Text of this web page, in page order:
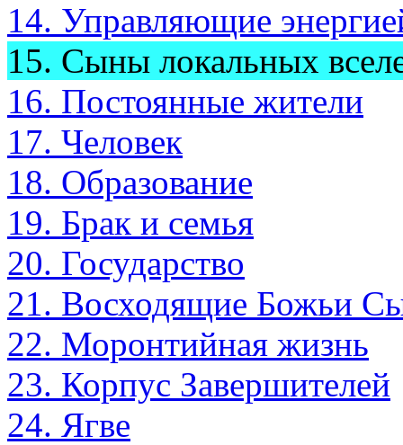
14. Управляющие
15. Сыны локальных
16. Постоянные жители
17. Человек
18. Образование
19. Брак и семья
20. Государство
21. Восходящие Божьи
22. Моронтийная жизнь
23. Корпус Завершителей
24. Ягве